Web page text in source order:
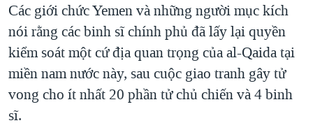
VĂN HOÁ
THỂ THAO
GIÁO DỤC
TRỊNH VĨNH BÌNH - NGƯỜI HẠ 'BÊN THẮNG CUỘC'
GROUND ZERO – XƯA VÀ NAY
CHI PHÍ CHIẾN TRANH AFGHANISTAN
CÁC GIÁ TRỊ CỘNG HÒA Ở VIỆT NAM
Ngôn ngữ khác
Các giới chức Yemen và những người mục kích
nói rằng các binh sĩ chính phủ đã lấy lại quyền
kiểm soát một cứ địa quan trọng của al-Qaida tại
miền nam nước này, sau cuộc giao tranh gây tử
vong cho ít nhất 20 phần tử chủ chiến và 4 binh
sĩ.